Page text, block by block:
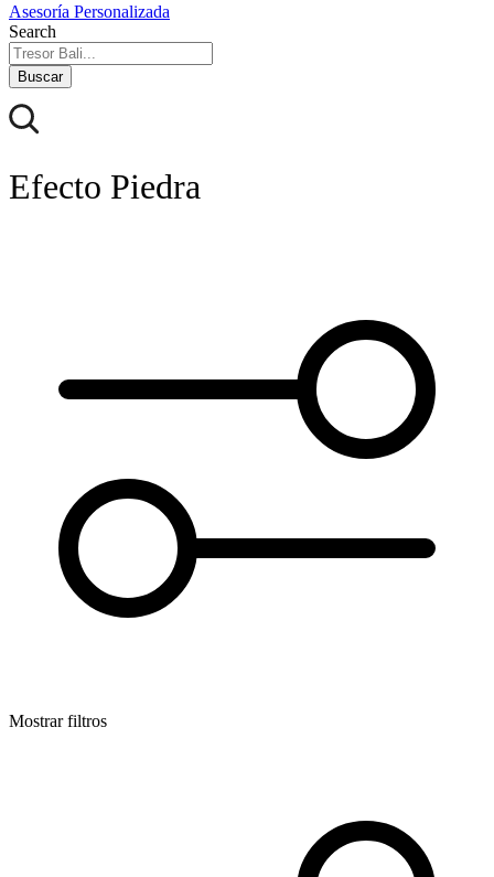
Asesoría Personalizada
Search
Buscar
Efecto Piedra
Mostrar filtros